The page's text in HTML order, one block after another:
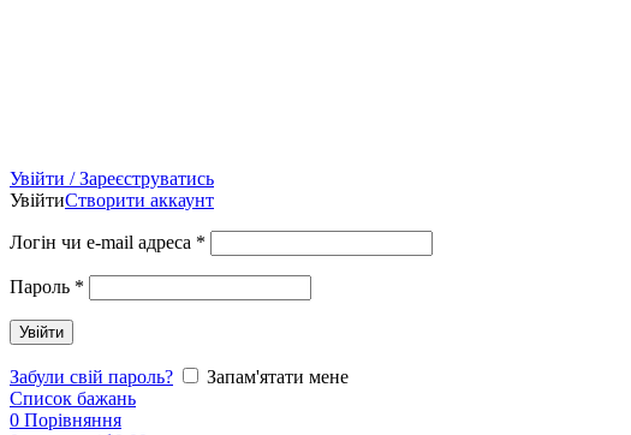
Увійти / Зареєструватись
УвійтиСтворити аккаунт
Логін чи e-mail адреса *
Пароль *
Увійти
Забули свій пароль?
Запам'ятати мене
Список бажань
0 Порівняння